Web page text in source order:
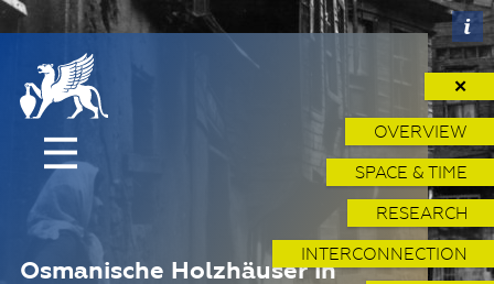
Osmanische Holzhäuser in
✕
OVERVIEW
SPACE & TIME
RESEARCH
INTERCONNECTION